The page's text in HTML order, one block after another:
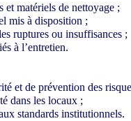
matériels de nettoyage ;
mis à disposition ;
ruptures ou insuffisances ;
à l’entretien.
et de prévention des
dans les locaux ;
standards institutionnels.